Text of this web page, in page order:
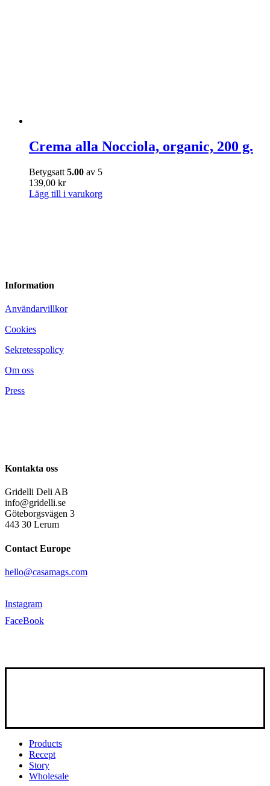
Crema alla Nocciola, organic, 200 g.
Betygsatt 5.00 av 5
139,00 kr
Lägg till i varukorg
Information
Användarvillkor
Cookies
Sekretesspolicy
Om oss
Press
Kontakta oss
Gridelli Deli AB
info@gridelli.se
Göteborgsvägen 3
443 30 Lerum
Contact Europe
hello@casamags.com
Instagram
FaceBook
Close
Menu
Products
Recept
Story
Wholesale